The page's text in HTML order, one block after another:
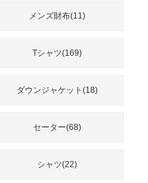
メンズ財布(11)
Tシャツ(169)
ダウンジャケット(18)
セーター(68)
シャツ(22)